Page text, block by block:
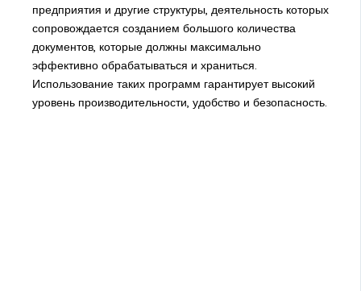
предприятия и другие структуры, деятельность которых
сопровождается созданием большого количества
документов, которые должны максимально
эффективно обрабатываться и храниться.
Использование таких программ гарантирует высокий
уровень производительности, удобство и безопасность.